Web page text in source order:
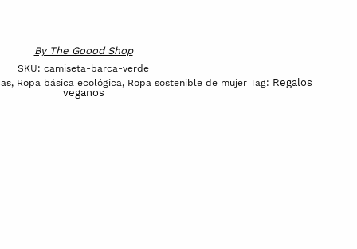
By The Goood Shop
SKU: camiseta-barca-verde
, Ropa básica ecológica, Ropa sostenible de mujer Tag: Regalos
veganos